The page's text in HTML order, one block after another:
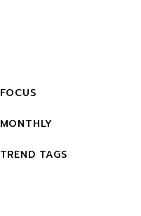
FOCUS
MONTHLY
TREND TAGS